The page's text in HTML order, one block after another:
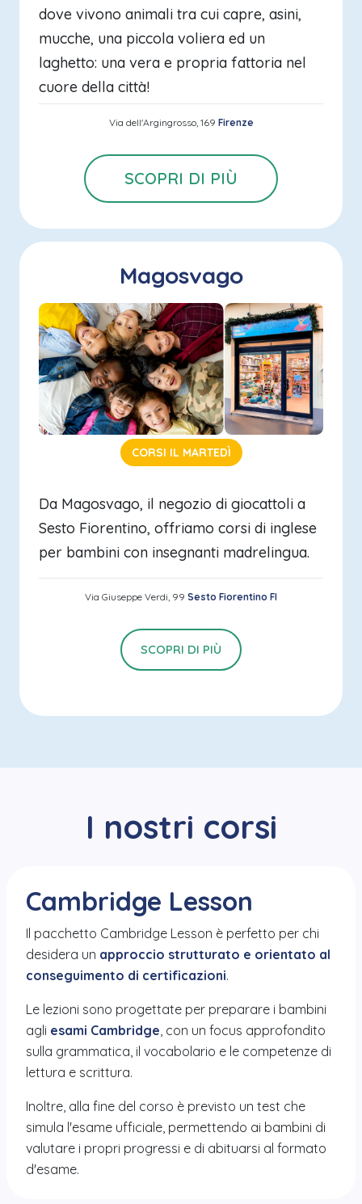
dove vivono animali tra cui capre, asini,
mucche, una piccola voliera ed un
laghetto: una vera e propria fattoria nel
cuore della città!
Via dell'Argingrosso, 169 Firenze
SCOPRI DI PIÙ
Magosvago
CORSI IL MARTEDÌ
Da Magosvago, il negozio di giocattoli a
Sesto Fiorentino, offriamo corsi di inglese
per bambini con insegnanti madrelingua.
Via Giuseppe Verdi, 99 Sesto Fiorentino FI
SCOPRI DI PIÙ
I nostri corsi
Cambridge Lesson
Il pacchetto Cambridge Lesson è perfetto per chi
desidera un approccio strutturato e orientato al
conseguimento di certificazioni.
Le lezioni sono progettate per preparare i bambini
agli esami Cambridge , con un focus approfondito
sulla grammatica, il vocabolario e le competenze di
lettura e scrittura.
Inoltre, alla fine del corso è previsto un test che
simula l'esame ufficiale, permettendo ai bambini di
valutare i propri progressi e di abituarsi al formato
d'esame.